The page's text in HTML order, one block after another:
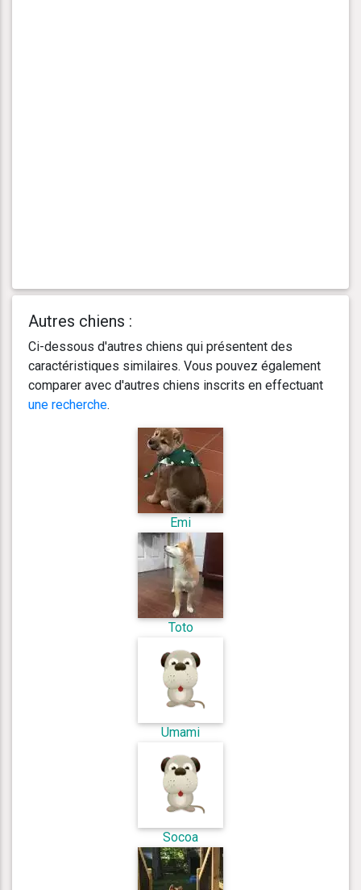
Autres chiens :
Ci-dessous d'autres chiens qui présentent des
caractéristiques similaires. Vous pouvez également
comparer avec d'autres chiens inscrits en effectuant
une recherche.
Emi
Toto
Umami
Socoa